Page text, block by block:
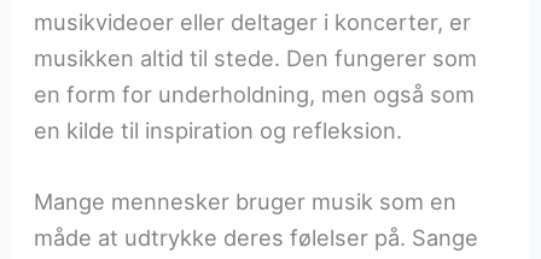
musikvideoer eller deltager i koncerter, er
musikken altid til stede. Den fungerer som
en form for underholdning, men også som
en kilde til inspiration og refleksion.
Mange mennesker bruger musik som en
måde at udtrykke deres følelser på. Sange